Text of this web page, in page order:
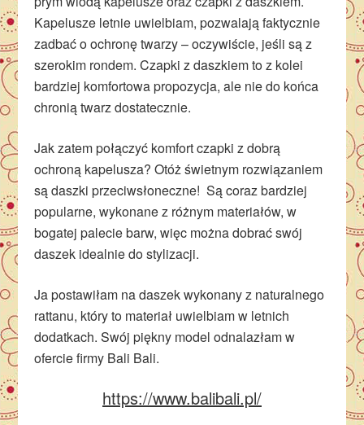
Kapelusze letnie uwielbiam, pozwalają faktycznie
zadbać o ochronę twarzy – oczywiście, jeśli są z
szerokim rondem. Czapki z daszkiem to z kolei
bardziej komfortowa propozycja, ale nie do końca
chronią twarz dostatecznie.
Jak zatem połączyć komfort czapki z dobrą
ochroną kapelusza? Otóż świetnym rozwiązaniem
są daszki przeciwsłoneczne! Są coraz bardziej
popularne, wykonane z różnym materiałów, w
bogatej palecie barw, więc można dobrać swój
daszek idealnie do stylizacji.
Ja postawiłam na daszek wykonany z naturalnego
rattanu, który to materiał uwielbiam w letnich
dodatkach. Swój piękny model odnalazłam w
ofercie firmy Bali Bali.
https://www.balibali.pl/